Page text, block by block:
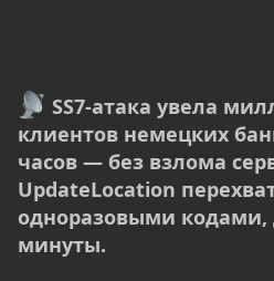
SS7-атака увела
клиентов немецких
часов — без взлома
UpdateLocation
одноразовыми кодами,
минуты.